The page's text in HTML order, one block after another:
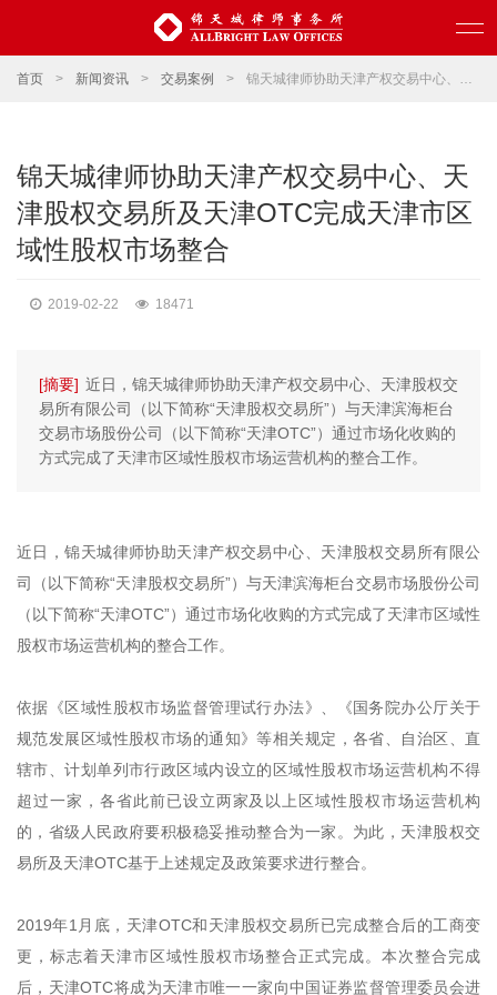
首页 > 新闻资讯 > 交易案例 > 锦天城律师协助天津产权交易中心、天津股权交易所及天津OTC完成天津市区域性股权市场整合
锦天城律师协助天津产权交易中心、天
津股权交易所及天津OTC完成天津市区
域性股权市场整合
2019-02-22 18471
[摘要] 近日，锦天城律师协助天津产权交易中心、天津股权交
易所有限公司（以下简称“天津股权交易所”）与天津滨海柜台
交易市场股份公司（以下简称“天津OTC”）通过市场化收购的
方式完成了天津市区域性股权市场运营机构的整合工作。
近日，锦天城律师协助天津产权交易中心、天津股权交易所有限公
司（以下简称“天津股权交易所”）与天津滨海柜台交易市场股份公司
（以下简称“天津OTC”）通过市场化收购的方式完成了天津市区域性
股权市场运营机构的整合工作。
依据《区域性股权市场监督管理试行办法》、《国务院办公厅关于
规范发展区域性股权市场的通知》等相关规定，各省、自治区、直
辖市、计划单列市行政区域内设立的区域性股权市场运营机构不得
超过一家，各省此前已设立两家及以上区域性股权市场运营机构
的，省级人民政府要积极稳妥推动整合为一家。为此，天津股权交
易所及天津OTC基于上述规定及政策要求进行整合。
2019年1月底，天津OTC和天津股权交易所已完成整合后的工商变
更，标志着天津市区域性股权市场整合正式完成。本次整合完成
后，天津OTC将成为天津市唯一一家向中国证券监督管理委员会进